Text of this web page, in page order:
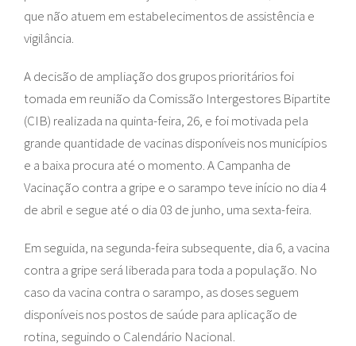
que não atuem em estabelecimentos de assistência e
vigilância.
A decisão de ampliação dos grupos prioritários foi
tomada em reunião da Comissão Intergestores Bipartite
(CIB) realizada na quinta-feira, 26, e foi motivada pela
grande quantidade de vacinas disponíveis nos municípios
e a baixa procura até o momento. A Campanha de
Vacinação contra a gripe e o sarampo teve início no dia 4
de abril e segue até o dia 03 de junho, uma sexta-feira.
Em seguida, na segunda-feira subsequente, dia 6, a vacina
contra a gripe será liberada para toda a população. No
caso da vacina contra o sarampo, as doses seguem
disponíveis nos postos de saúde para aplicação de
rotina, seguindo o Calendário Nacional.